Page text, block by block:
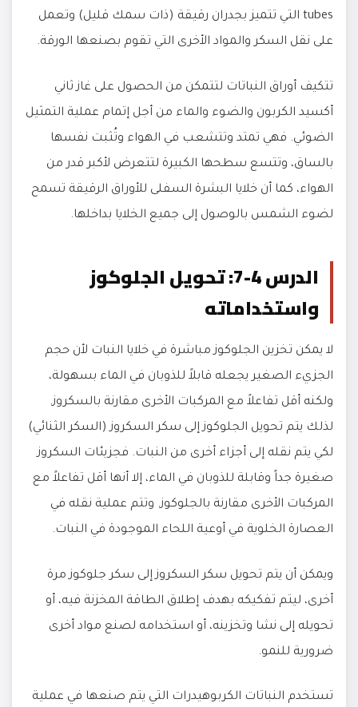
tubes التي تتميز بجدران رقيقة (ذات سمك قليل) وتعمل
على نقل السكر والمواد الأخرى التي تقوم بصنعها الورقة.
تتكيف أوراق النباتات لتتمكن من الحصول على غاز ثاني
أكسيد الكربون والضوء والماء من أجل إتمام عملية التمثيل
الضوئي. فهي تمتد وتتشعب في الهواء وتُثبت نفسها
بالساق، وتتسع سطحها الكبيرة لتتعرض لأكبر قدر من
الهواء، كما أن خلايا البشرة السفلى للأوراق الرقيقة تسمح
لضوء الشمس بالوصول إلى جميع الخلايا بداخلها.
الدرس 4-7: تحويل الجلوكوز
واستخداماته
لا يمكن تخزين الجلوكوز مباشرة في خلايا النبات لأن حجم
الجزيء الصغير يجعله قابلاً للذوبان في الماء بسهولة،
ولكنه أقل تفاعلاً مع المركبات الأخرى مقارنة بالسكروز.
لذلك يتم تحويل الجلوكوز إلى سكر السكروز (السكر الثنائي)
لكي يتم نقله إلى أجزاء أخرى من النبات. فجزيئات السكروز
صغيرة جداً وقابلة للذوبان في الماء، إلا أنها أقل تفاعلاً مع
المركبات الأخرى مقارنة بالجلوكوز. وتتم عملية نقله في
العصارة الخلوية في أوعية اللحاء الموجودة في النبات.
ويمكن أن يتم تحويل سكر السكروز إلى سكر جلوكوز مرة
أخرى، ليتم تفكيكه بهدف إطلاق الطاقة المخزنة فيه، أو
تحويله إلى نشا وتخزينه، أو استخدامه لصنع مواد أخرى
ضرورية للنمو.
تستخدم النباتات الكربوهيدرات التي يتم صنعها في عملية